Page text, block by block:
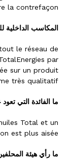
la contrefaçon.
المكاسب الداخلية
le réseau de
par
sur un produit
très qualitatif.
ما الفائدة التي
Total et un
est plus aisée.
ما رأي هيئة